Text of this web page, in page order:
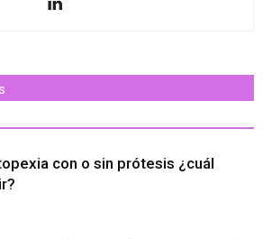
con o sin prótesis ¿cuál